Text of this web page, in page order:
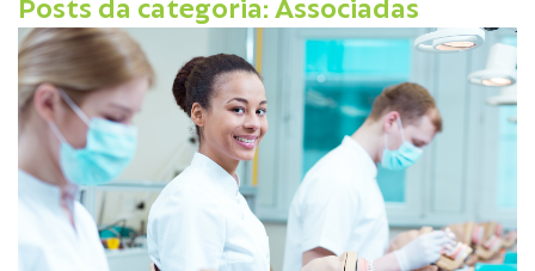
Posts da categoria: Associadas